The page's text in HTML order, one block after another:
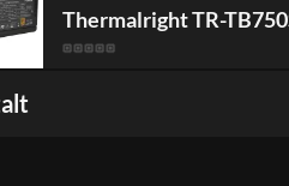
Thermalright TR-